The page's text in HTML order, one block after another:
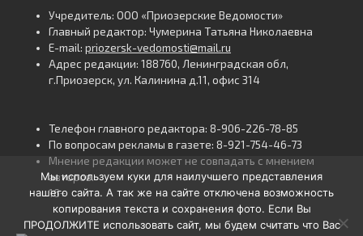
Учредитель: ООО «Приозерские Ведомости»
Главный редактор: Чумерина Татьяна Николаевна
E-mail: priozersk-vedomosti@mail.ru
Адрес редакции: 188760, Ленинградская обл,
г.Приозерск, ул. Калинина д.11, офис 314
Телефон главного редактора: 8-906-226-78-85
По вопросам рекламы в газете: 8-921-754-46-73
Мнение редакции может не совпадать с мнением
авторов.
16+
Мы используем куки для наилучшего представления
нашего сайта. А так же на сайте отключена возможность
копирования текста и сохранения фото. Если Вы
ПРОДОЛЖИТЕ использовать сайт, мы будем считать что Вас